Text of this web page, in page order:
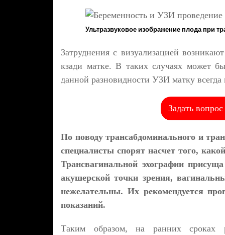
Ультразвуковое изображение плода при
Затруднения с визуализацией
кзади матке. В таких случаях может
данной разновидности УЗИ матку
Задать
По поводу трансабдоминального и
специалисты спорят насчет того,
Трансвагинальной эхографии
акушерской точки зрения,
нежелательны. Их рекомендуется
показаний.
Таким образом, на ранних сроках